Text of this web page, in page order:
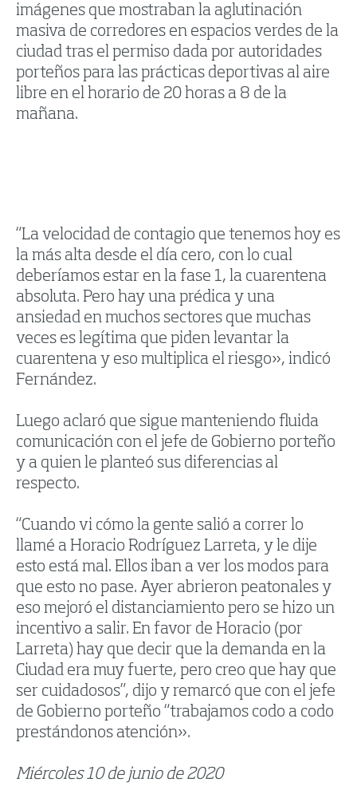
imágenes que mostraban la aglutinación
masiva de corredores en espacios verdes de la
ciudad tras el permiso dada por autoridades
porteños para las prácticas deportivas al aire
libre en el horario de 20 horas a 8 de la
mañana.
“La velocidad de contagio que tenemos hoy es
la más alta desde el día cero, con lo cual
deberíamos estar en la fase 1, la cuarentena
absoluta. Pero hay una prédica y una
ansiedad en muchos sectores que muchas
veces es legítima que piden levantar la
cuarentena y eso multiplica el riesgo», indicó
Fernández.
Luego aclaró que sigue manteniendo fluida
comunicación con el jefe de Gobierno porteño
y a quien le planteó sus diferencias al
respecto.
“Cuando vi cómo la gente salió a correr lo
llamé a Horacio Rodríguez Larreta, y le dije
esto está mal. Ellos iban a ver los modos para
que esto no pase. Ayer abrieron peatonales y
eso mejoró el distanciamiento pero se hizo un
incentivo a salir. En favor de Horacio (por
Larreta) hay que decir que la demanda en la
Ciudad era muy fuerte, pero creo que hay que
ser cuidadosos”, dijo y remarcó que con el jefe
de Gobierno porteño “trabajamos codo a codo
prestándonos atención».
Miércoles 10 de junio de 2020